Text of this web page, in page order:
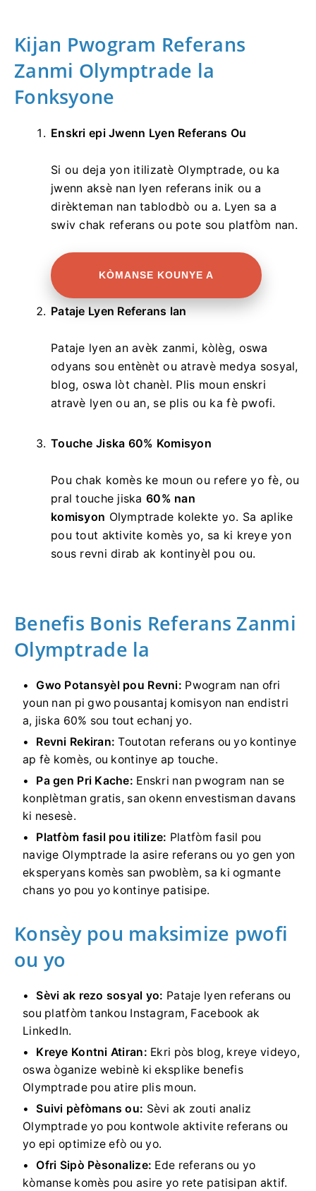
Kijan Pwogram Referans
Zanmi Olymptrade la
Fonksyone
Enskri epi Jwenn Lyen Referans Ou
Si ou deja yon itilizatè Olymptrade, ou ka
jwenn aksè nan lyen referans inik ou a
dirèkteman nan tablodbò ou a. Lyen sa a
swiv chak referans ou pote sou platfòm nan.
KÒMANSE KOUNYE A
Pataje Lyen Referans lan
Pataje lyen an avèk zanmi, kòlèg, oswa
odyans sou entènèt ou atravè medya sosyal,
blog, oswa lòt chanèl. Plis moun enskri
atravè lyen ou an, se plis ou ka fè pwofi.
Touche Jiska 60% Komisyon
Pou chak komès ke moun ou refere yo fè, ou
pral touche jiska60% nan
komisyon Olymptrade kolekte yo. Sa aplike
pou tout aktivite komès yo, sa ki kreye yon
sous revni dirab ak kontinyèl pou ou.
Benefis Bonis Referans Zanmi
Olymptrade la
Gwo Potansyèl pou Revni: Pwogram nan ofri
youn nan pi gwo pousantaj komisyon nan endistri
a, jiska 60% sou tout echanj yo.
Revni Rekiran: Toutotan referans ou yo kontinye
ap fè komès, ou kontinye ap touche.
Pa gen Pri Kache: Enskri nan pwogram nan se
konplètman gratis, san okenn envestisman davans
ki nesesè.
Platfòm fasil pou itilize: Platfòm fasil pou
navige Olymptrade la asire referans ou yo gen yon
eksperyans komès san pwoblèm, sa ki ogmante
chans yo pou yo kontinye patisipe.
Konsèy pou maksimize pwofi
ou yo
Sèvi ak rezo sosyal yo: Pataje lyen referans ou
sou platfòm tankou Instagram, Facebook ak
LinkedIn.
Kreye Kontni Atiran: Ekri pòs blog, kreye videyo,
oswa òganize webinè ki eksplike benefis
Olymptrade pou atire plis moun.
Suivi pèfòmans ou: Sèvi ak zouti analiz
Olymptrade yo pou kontwole aktivite referans ou
yo epi optimize efò ou yo.
Ofri Sipò Pèsonalize: Ede referans ou yo
kòmanse komès pou asire yo rete patisipan aktif.